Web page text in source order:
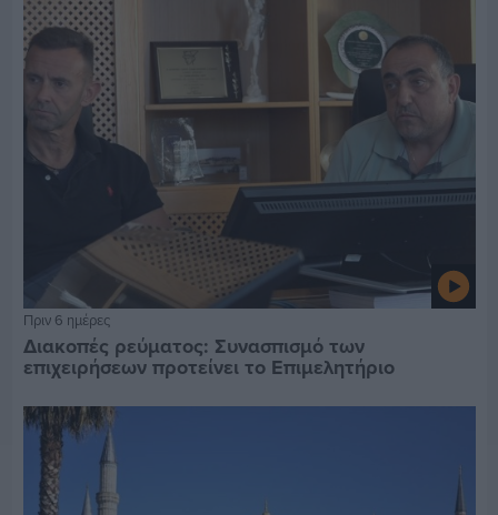
Πριν 6 ημέρες
Διακοπές ρεύματος: Συνασπισμό των
επιχειρήσεων προτείνει το Επιμελητήριο